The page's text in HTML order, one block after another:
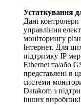
Устаткування
Дані контролери
управління
моніторингу
Інтернет. Для
підтримку IP
Ethernet та/або
представлені в
системи
Datakom з
інших